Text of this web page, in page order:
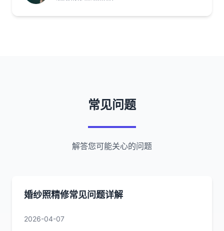
常见问题
解答您可能关心的问题
婚纱照精修常见问题详解
2026-04-07